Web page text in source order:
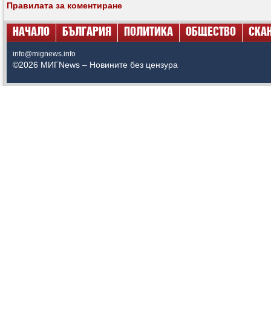
Правилата за коментиране
НАЧАЛО БЪЛГАРИЯ ПОЛИТИКА ОБЩЕСТВО
info@mignews.info
©2026 МИГNews – Новините без цензура